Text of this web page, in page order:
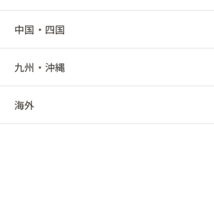
山形県
福島県
埼玉県
千葉県
東京都
愛知県
三重県
富山県
石川県
福井県
滋賀県
京都府
大阪府
中国・四国
鳥取県
島根県
九州・沖縄
福岡県
海外